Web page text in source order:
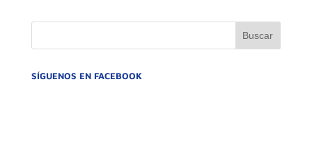
SÍGUENOS EN FACEBOOK